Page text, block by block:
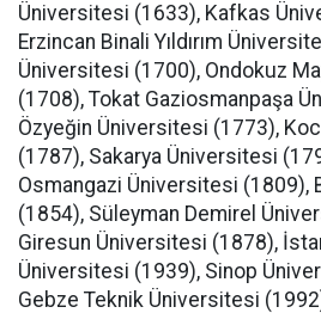
Üniversitesi (1633), Kafkas
Erzincan Binali Yıldırım
Üniversitesi (1700), Ondokuz
(1708), Tokat Gaziosmanpaşa
Özyeğin Üniversitesi (1773),
(1787), Sakarya Üniversitesi
Osmangazi Üniversitesi (1809),
(1854), Süleyman Demirel
Giresun Üniversitesi (1878),
Üniversitesi (1939), Sinop
Gebze Teknik Üniversitesi